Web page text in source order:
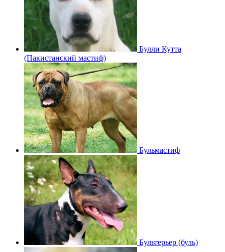
Булли Кутта
(Пакистанский мастиф)
Бульмастиф
Бультерьер (буль)